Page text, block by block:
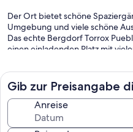
Der Ort bietet schöne
Umgebung und viele schöne
Das echte Bergdorf Torrox
einen einladenden Platz mit
es viele Strände zur Auswahl.
Ein typischer Tag kann einen
wunderschönen Bergkulisse
Bergkulisse beinhalten
den Pool, gemütliches
Gib zur Preisangabe
Anreise